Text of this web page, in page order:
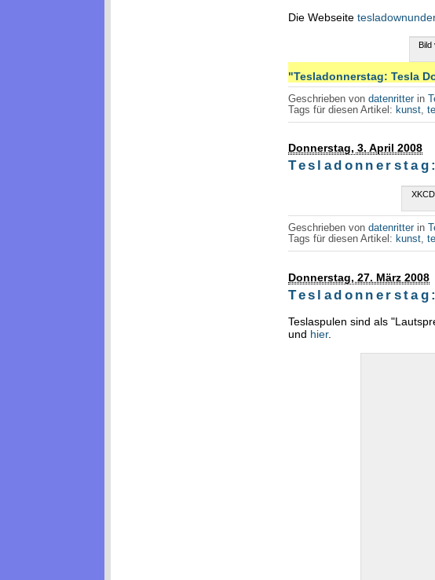
Die Webseite
Bild
"Tesladonnerstag: Tesla
Geschrieben vondatenritterin
Tags für diesen Artikel: kunst,
Donnerstag, 3. April 2008
Geschrieben vondatenritterin
Tags für diesen Artikel: kunst,
Donnerstag, 27. März 2008
Teslaspulen sind als
und hier.